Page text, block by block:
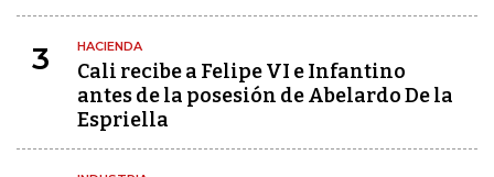
3 HACIENDA
Cali recibe a Felipe VI e Infantino
antes de la posesión de Abelardo De la
Espriella